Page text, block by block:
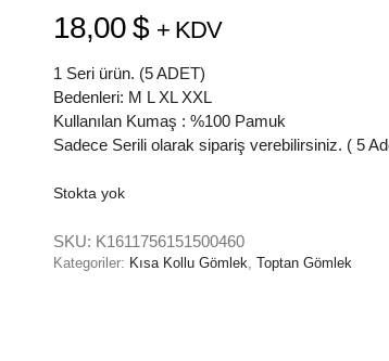
18,00$ + KDV
1 Seri ürün. (5 ADET)
Bedenleri: M L XL XXL
Kullanılan Kumaş : %100 Pamuk
Sadece Serili olarak sipariş verebilirsiniz. ( 5
Stokta yok
SKU: K1611756151500460
Kategoriler: Kısa Kollu Gömlek, Toptan Gömlek